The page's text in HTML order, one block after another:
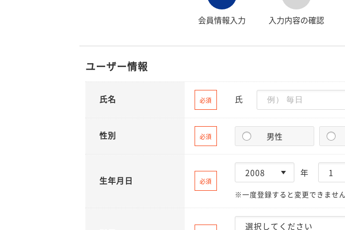
会員情報入力 入力内容の確認
ユーザー情報
氏名 必須 氏
性別 必須 男性
生年月日 必須
年
※一度登録すると変更できません